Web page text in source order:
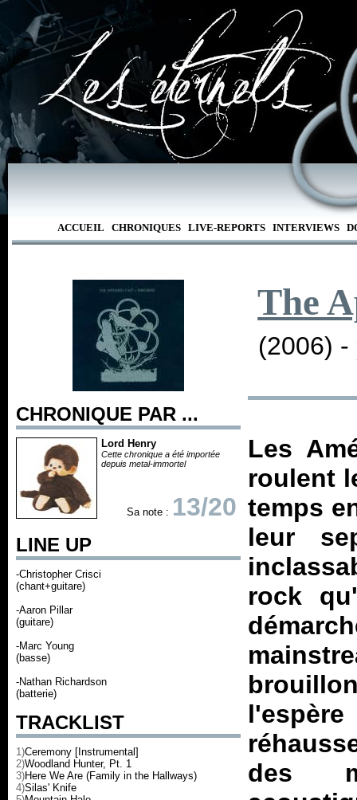
ACCUEIL CHRONIQUES LIVE-REPORTS INTERVIEWS
CHRONIQUE PAR ...
Lord Henry
Cette chronique a été importée
depuis metal-immortel
Sa note : 13/20
LINE UP
-Christopher Crisci
(chant+guitare)
-Aaron Pillar
(guitare)
-Marc Young
(basse)
-Nathan Richardson
(batterie)
TRACKLIST
1)Ceremony [Instrumental]
2)Woodland Hunter, Pt. 1
3)Here We Are (Family in the Hallways)
4)Silas' Knife
The
(2006) -
Les
roulent
temps
leur
rock
des